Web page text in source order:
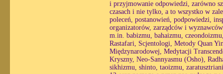
i przyjmowanie odpowiedzi, zarówno
czasach i nie tylko, a to wszystko w
poleceń, postanowień, podpowiedzi,
organizatorów, zarządców i
m.in. babizmu, bahaizmu,
Rastafari, Scjentologi, Metody Quan
Międzynarodowej, Medytacji
Kryszny, Neo-Sannyasmu (Osho),
sikhizmu, shinto, taoizmu,